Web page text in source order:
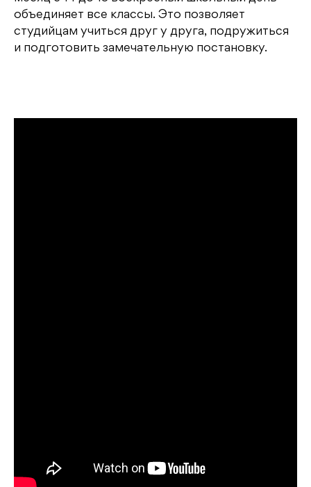
объединяет все классы. Это позволяет
студийцам учиться друг у друга, подружиться
и подготовить замечательную постановку.